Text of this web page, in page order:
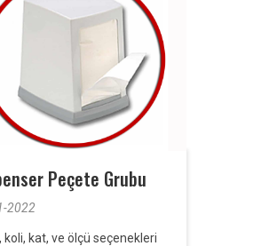
Peçete Grubu
2022
koli, kat, ve ölçü seçenekleri